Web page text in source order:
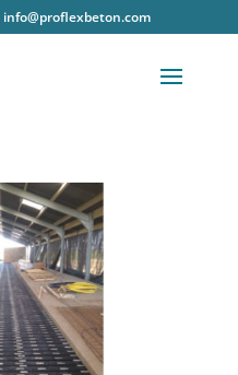
info@proflexbeton.com